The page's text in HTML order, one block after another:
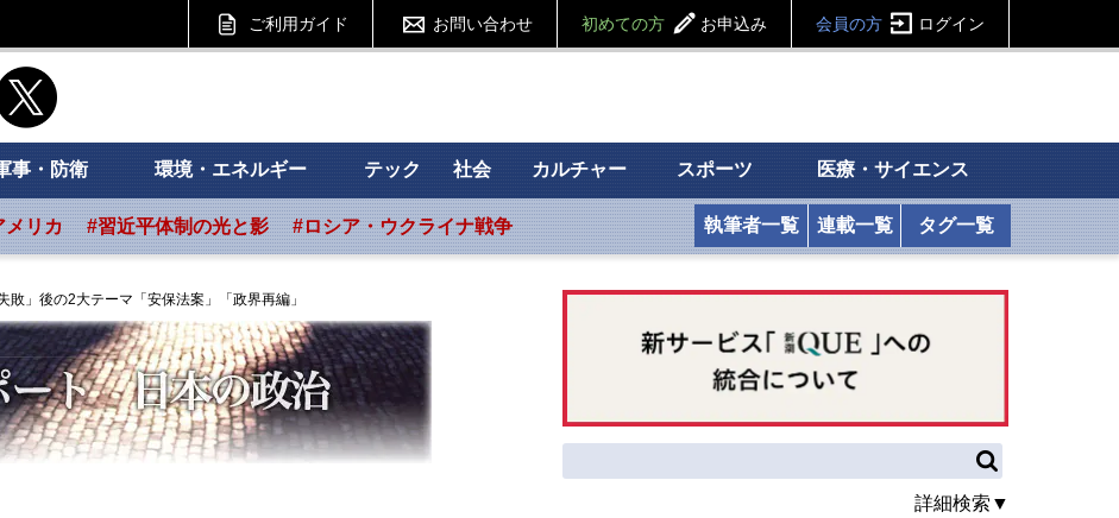
ご利用ガイド お問い合わせ 初めての方 お申込み 会員の方 ログイン
フォーサイト
事・防衛 環境・エネルギー テック 社会 カルチャー スポーツ 医療・サイエンス
メリカ #習近平体制の光と影 #ロシア・ウクライナ戦争 執筆者一覧 連載一覧 タグ一覧
敗」後の2大テーマ「安保法案」「政界再編」
詳細検索▼